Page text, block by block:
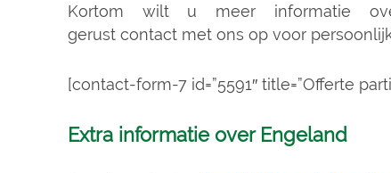
Kortom wilt u meer informatie
gerust contact met ons op voor
[contact-form-7 id=”5591″ title=”Offerte
Extra informatie over Engeland